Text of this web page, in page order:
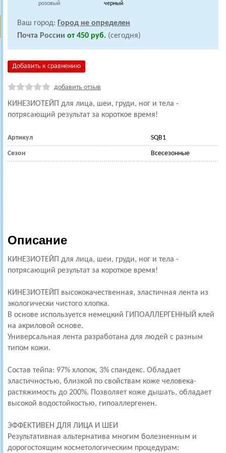
розовый черный
Ваш город: Город не определен
Почта России от 450 руб. (сегодня)
Добавить к сравнению
добавить отзыв
КИНЕЗИОТЕЙП для лица, шеи, груди, ног и тела -
потрясающий результат за короткое время!
Артикул SQB1
Сезон Всесезонные
Описание
КИНЕЗИОТЕЙП для лица, шеи, груди, ног и тела -
потрясающий результат за короткое время!
КИНЕЗИОТЕЙП высококачественная, эластичная лента из
экологически чистого хлопка.
В основе используется немецкий ГИПОАЛЛЕРГЕННЫЙ клей
на акриловой основе.
Универсальная лента разработана для людей с разным
типом кожи.
Состав тейпа: 97% хлопок, 3% спандекс. Обладает
эластичностью, близкой по свойствам коже человека-
растяжимость до 200%. Позволяет коже дышать, обладает
высокой водостойкостью, гипоаллергенен.
ЭФФЕКТИВЕН ДЛЯ ЛИЦА И ШЕИ
Результативная альтернатива многим болезненным и
дорогостоящим косметологическим процедурам: